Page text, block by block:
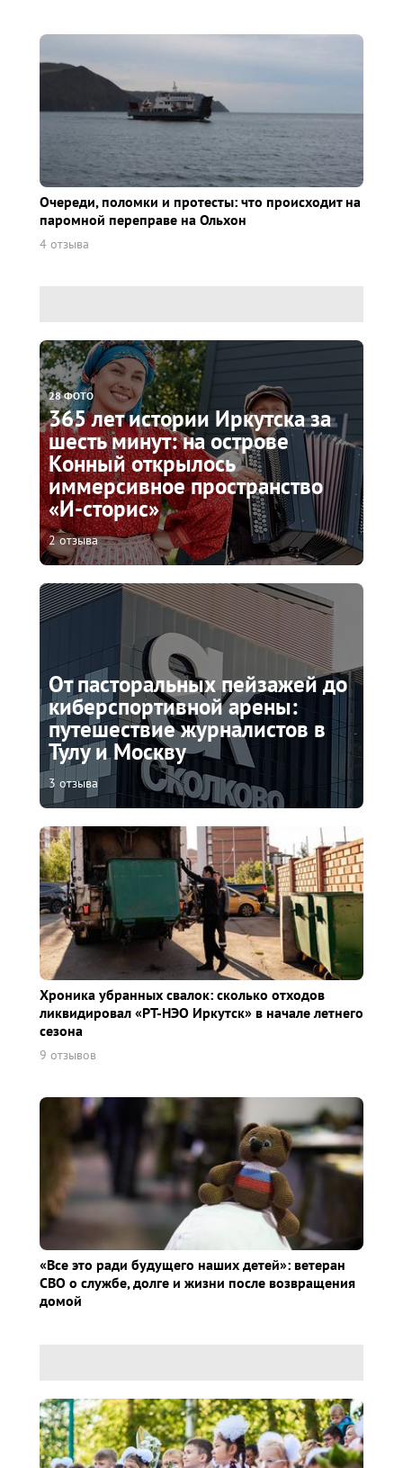
Очереди, поломки и протесты: что происходит на
паромной переправе на Ольхон
4 отзыва
28 ФОТО
365 лет истории Иркутска за
шесть минут: на острове
Конный открылось
иммерсивное пространство
«И-сторис»
2 отзыва
От пасторальных пейзажей до
киберспортивной арены:
путешествие журналистов в
Тулу и Москву
3 отзыва
Хроника убранных свалок: сколько отходов
ликвидировал «РТ-НЭО Иркутск» в начале летнего
сезона
9 отзывов
«Все это ради будущего наших детей»: ветеран
СВО о службе, долге и жизни после возвращения
домой